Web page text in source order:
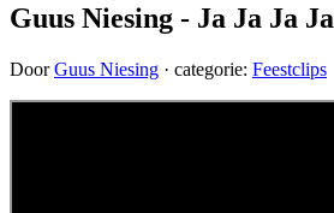
Guus Niesing - Ja Ja Ja Ja
DoorGuus Niesing · categorie: Feestclips